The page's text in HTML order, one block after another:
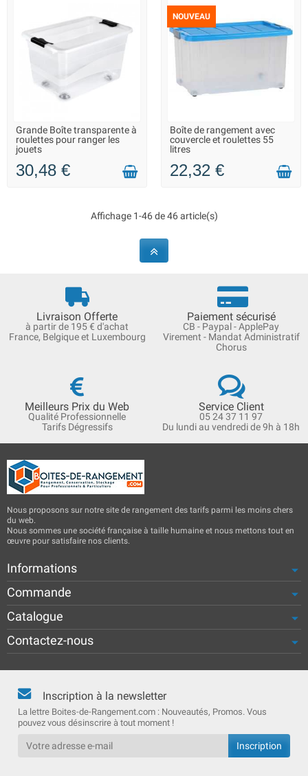
LIVRAISON 2 À 3 JOURS
Grande Boîte transparente à
roulettes pour ranger les
jouets
30,48 €
NOUVEAU
LIVRAISON 2 À 3 JOURS
Boîte de rangement avec
couvercle et roulettes 55
litres
22,32 €
Affichage 1-46 de 46 article(s)
Livraison Offerte
à partir de 195 € d'achat
France, Belgique et Luxembourg
Paiement sécurisé
CB - Paypal - ApplePay
Virement - Mandat Administratif
Chorus
Meilleurs Prix du Web
Qualité Professionnelle
Tarifs Dégressifs
Service Client
05 24 37 11 97
Du lundi au vendredi de 9h à 18h
Nous proposons sur notre site de rangement des tarifs parmi les moins chers
du web.
Nous sommes une société française à taille humaine et nous mettons tout en
œuvre pour satisfaire nos clients.
Informations
Commande
Catalogue
Contactez-nous
Inscription à la newsletter
La lettre Boites-de-Rangement.com : Nouveautés, Promos. Vous
pouvez vous désinscrire à tout moment !